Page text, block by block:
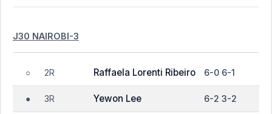
J30 NAIROBI-3
○ 2R Raffaela Lorenti Ribeiro 6-0 6-1
● 3R Yewon Lee 6-2 3-2